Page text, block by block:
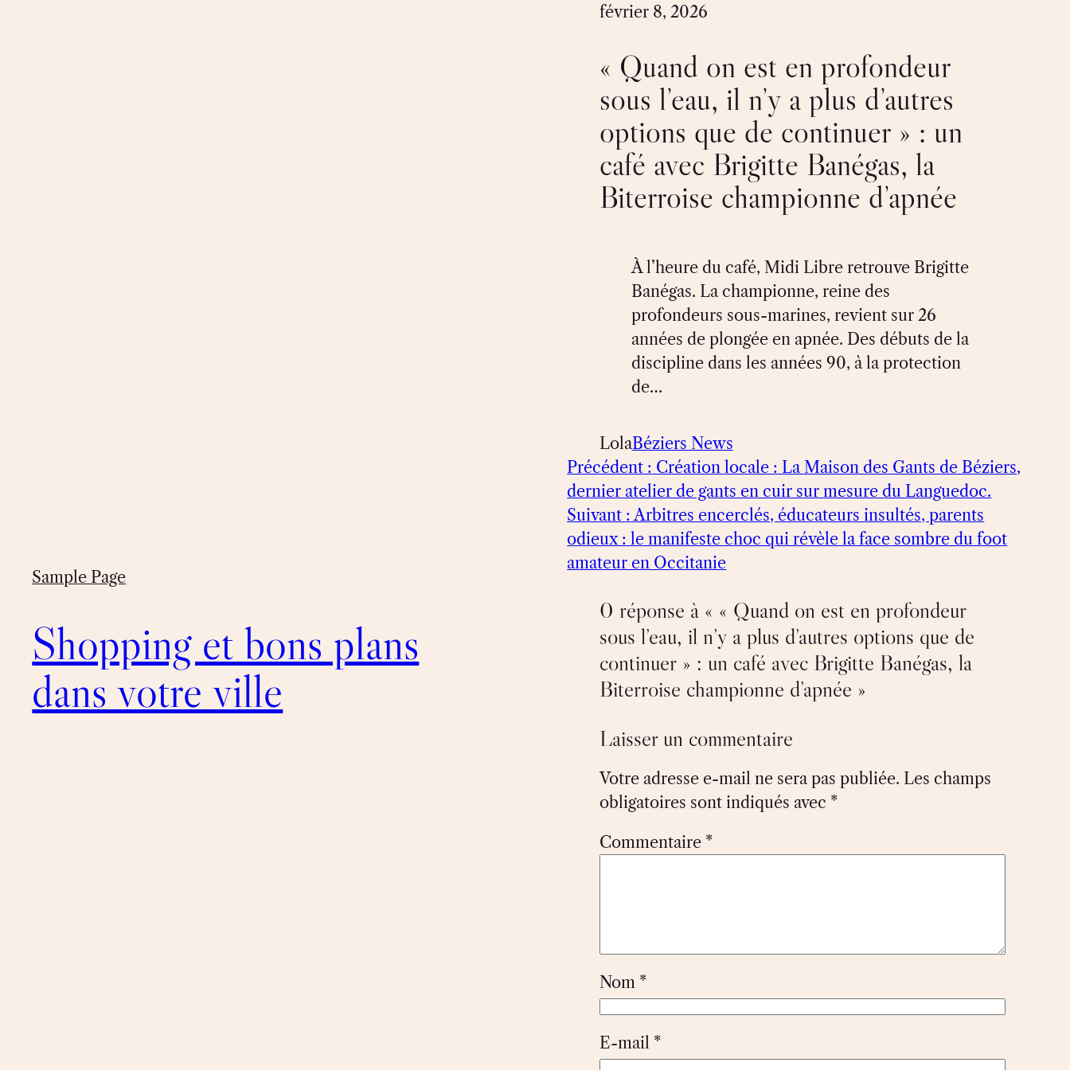
Sample Page
Shopping et bons plans
dans votre ville
février 8, 2026
« Quand on est en profondeur
sous l’eau, il n’y a plus d’autres
options que de continuer » : un
café avec Brigitte Banégas, la
Biterroise championne d’apnée
À l’heure du café, Midi Libre retrouve Brigitte
Banégas. La championne, reine des
profondeurs sous-marines, revient sur 26
années de plongée en apnée. Des débuts de la
discipline dans les années 90, à la protection
de…
LolaBéziers News
Précédent : Création locale : La Maison des Gants de Béziers,
dernier atelier de gants en cuir sur mesure du Languedoc.
Suivant : Arbitres encerclés, éducateurs insultés, parents
odieux : le manifeste choc qui révèle la face sombre du foot
amateur en Occitanie
0 réponse à « « Quand on est en profondeur
sous l’eau, il n’y a plus d’autres options que de
continuer » : un café avec Brigitte Banégas, la
Biterroise championne d’apnée »
Laisser un commentaire
Votre adresse e-mail ne sera pas publiée. Les champs
obligatoires sont indiqués avec *
Commentaire *
Nom *
E-mail *